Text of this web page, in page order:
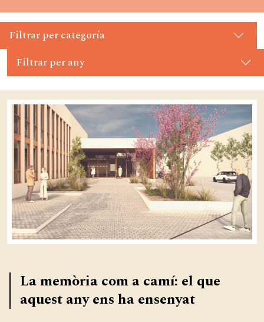
Filtrar per categoría
Filtrar per any
La memòria com a camí: el que
aquest any ens ha ensenyat